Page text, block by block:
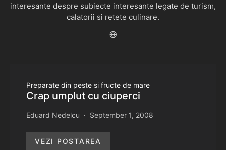
interesante despre subiecte interesante legate de turism,
calatorii si retete culinare.
Preparate din peste si fructe de mare
Crap umplut cu ciuperci
Eduard Nedelcu September 1, 2008
VEZI POSTAREA